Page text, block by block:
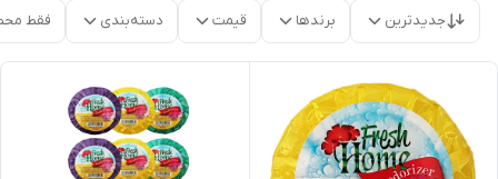
جدیدترین برندها قیمت دسته‌بندی فقط